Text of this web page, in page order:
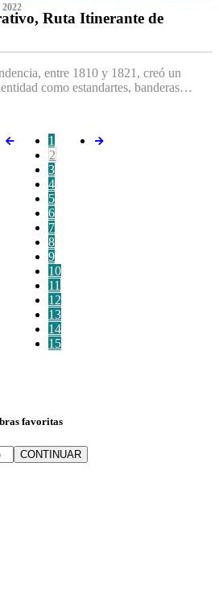
Ruta Itinerante de
entre 1810 y 1821, creó un
como estandartes, banderas…
1
2
3
4
5
6
7
8
9
10
11
12
13
14
15
favoritas
CONTINUAR